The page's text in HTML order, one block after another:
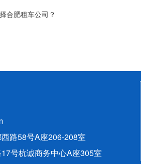
合肥租车公司？
路58号A座206-208室
号杭诚商务中心A座305室